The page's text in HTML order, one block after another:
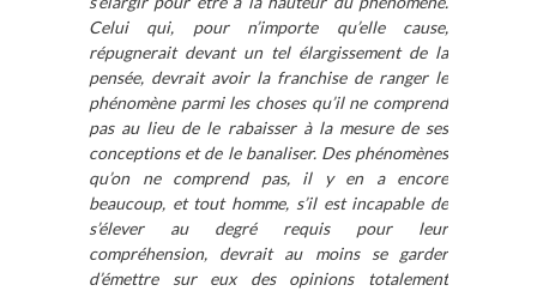
Celui qui, pour n’importe qu’elle cause,
répugnerait devant un tel élargissement de la
pensée, devrait avoir la franchise de ranger le
phénomène parmi les choses qu’il ne comprend
pas au lieu de le rabaisser à la mesure de ses
conceptions et de le banaliser. Des phénomènes
qu’on ne comprend pas, il y en a encore
beaucoup, et tout homme, s’il est incapable de
s’élever au degré requis pour leur
compréhension, devrait au moins se garder
d’émettre sur eux des opinions totalement